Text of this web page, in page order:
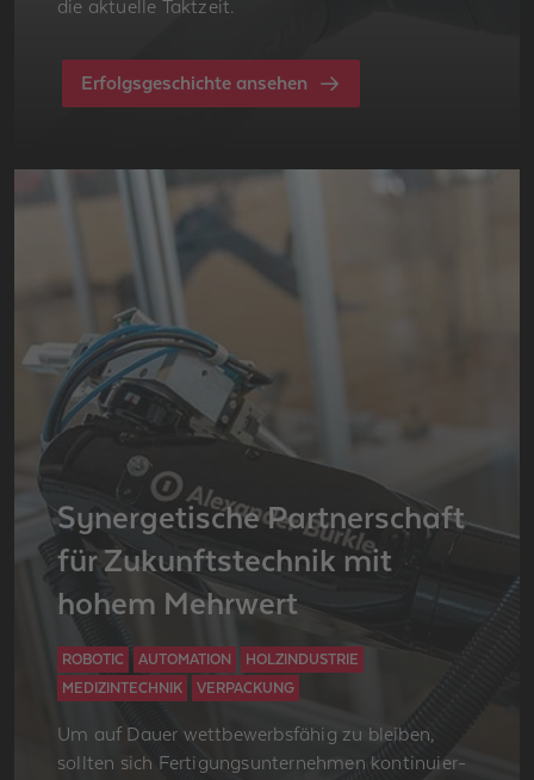
die ak­tu­el­le Takt­zeit.
Erfolgsgeschichte ansehen
Syn­er­ge­ti­sche Part­ner­schaft
für Zu­kunfts­tech­nik mit
hohem Mehr­wert
ROBOTIC AUTOMATION
HOLZINDUSTRIE
MEDIZINTECHNIK
VERPACKUNG
Um auf Dauer wett­be­werbs­fä­hig zu blei­ben,
soll­ten sich Fer­ti­gungs­un­ter­neh­men kon­ti­nu­ier­